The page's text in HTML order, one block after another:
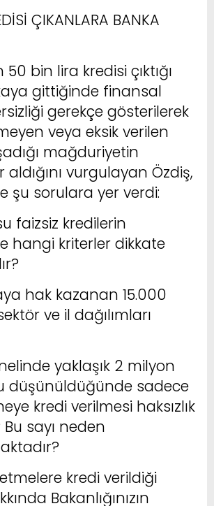
ÇIKANLARA BANKA
50 bin lira kredisi çıktığı
gittiğinde finansal
gerekçe gösterilerek
veya eksik verilen
mağduriyetin
aldığını vurgulayan Özdiş,
şu sorulara yer verdi:
faizsiz kredilerin
hangi kriterler dikkate
hak kazanan 15.000
ve il dağılımları
yaklaşık 2 milyon
düşünüldüğünde sadece
kredi verilmesi haksızlık
sayı neden
kredi verildiği
Bakanlığınızın